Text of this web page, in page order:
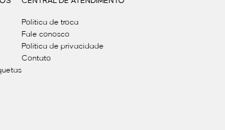
Política de troca
Fale conosco
Politica de privacidade
Contato